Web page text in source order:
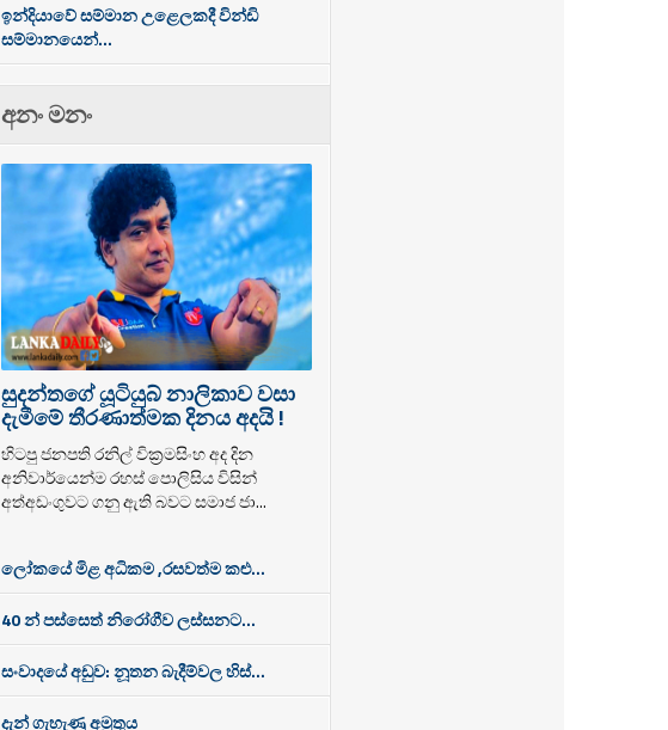
ඉන්දියාවේ සම්මාන උළෙලකදී වින්ඩි
සම්මානයෙන්...
අනං මනං
සුදන්තගේ යූටියුබ් නාලිකාව වසා
දැමීමේ තීරණාත්මක දිනය අදයි !
හිටපු ජනපති රනිල් වික්‍රමසිංහ අද දින
අනිවාර්යෙන්ම රහස් පොලිසිය විසින්
අත්අඩංගුවට ගනු ඇති බවට සමාජ ජා...
ලෝකයේ මිළ අධිකම ,රසවත්ම කළු...
40 න් පස්සෙත් නිරෝගීව ලස්සනට...
සංවාදයේ අඩුව: නූතන බැදීම්වල හිස්...
දැන් ගැහැණු අමුතුය